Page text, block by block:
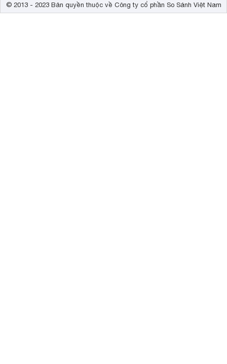
© 2013 - 2023 Bản quyền thuộc về Công ty cổ phần So Sánh Việt Nam